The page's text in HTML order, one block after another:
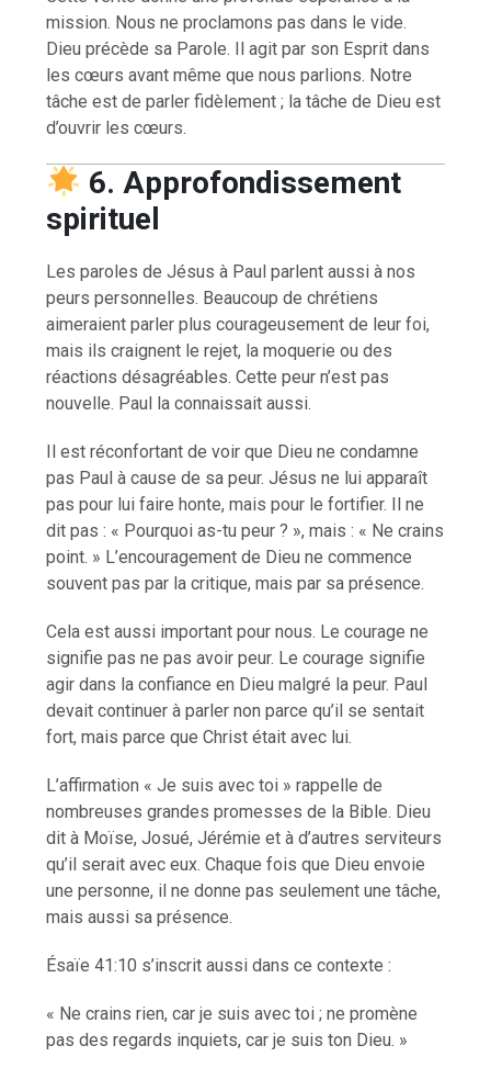
mission. Nous ne proclamons pas dans le vide.
Dieu précède sa Parole. Il agit par son Esprit dans
les cœurs avant même que nous parlions. Notre
tâche est de parler fidèlement ; la tâche de Dieu est
d’ouvrir les cœurs.
6. Approfondissement
spirituel
Les paroles de Jésus à Paul parlent aussi à nos
peurs personnelles. Beaucoup de chrétiens
aimeraient parler plus courageusement de leur foi,
mais ils craignent le rejet, la moquerie ou des
réactions désagréables. Cette peur n’est pas
nouvelle. Paul la connaissait aussi.
Il est réconfortant de voir que Dieu ne condamne
pas Paul à cause de sa peur. Jésus ne lui apparaît
pas pour lui faire honte, mais pour le fortifier. Il ne
dit pas : « Pourquoi as-tu peur ? », mais : « Ne crains
point. » L’encouragement de Dieu ne commence
souvent pas par la critique, mais par sa présence.
Cela est aussi important pour nous. Le courage ne
signifie pas ne pas avoir peur. Le courage signifie
agir dans la confiance en Dieu malgré la peur. Paul
devait continuer à parler non parce qu’il se sentait
fort, mais parce que Christ était avec lui.
L’affirmation « Je suis avec toi » rappelle de
nombreuses grandes promesses de la Bible. Dieu
dit à Moïse, Josué, Jérémie et à d’autres serviteurs
qu’il serait avec eux. Chaque fois que Dieu envoie
une personne, il ne donne pas seulement une tâche,
mais aussi sa présence.
Ésaïe 41:10 s’inscrit aussi dans ce contexte :
« Ne crains rien, car je suis avec toi ; ne promène
pas des regards inquiets, car je suis ton Dieu. »